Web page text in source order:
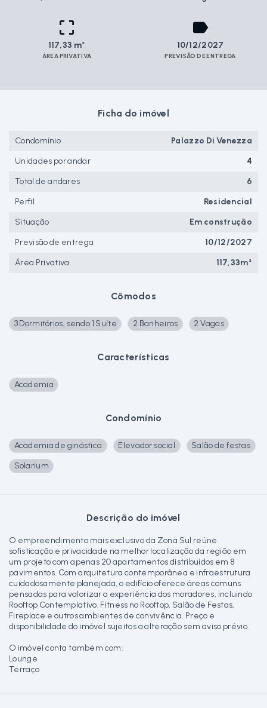
117,33 m²
ÁREA PRIVATIVA
10/12/2027
PREVISÃO DE ENTREGA
Cômodos
3 Dormitórios, sendo 1 Suíte 2 Banheiros 2 Vagas
Características
Academia
Condomínio
Academia de ginástica Elevador social
Salão de festas
Solarium
Descrição do imóvel
O empreendimento mais exclusivo da Zona Sul reúne
sofisticação e privacidade na melhor localização da região em
um projeto com apenas 20 apartamentos distribuídos em 8
pavimentos. Com arquitetura contemporânea e infraestrutura
cuidadosamente planejada, o edifício oferece áreas comuns
pensadas para valorizar a experiência dos moradores, incluindo
Rooftop Contemplativo, Fitness no Rooftop, Salão de Festas,
Fireplace e outros ambientes de convivência. Preço e
disponibilidade do imóvel sujeitos a alteração sem aviso prévio.
O imóvel conta também com:
Lounge
Terraço
Ficha do imóvel
Condomínio
Palazzo Di Venezza
Unidades por andar
4
Total de andares
6
Perfil
Residencial
Situação
Em construção
Previsão de entrega
10/12/2027
Área Privativa
117,33m²